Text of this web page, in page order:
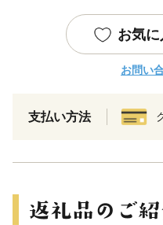
お気
お問い
支払い方法